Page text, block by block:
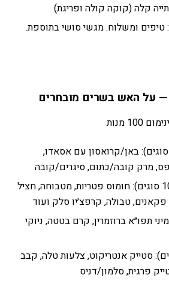
קלה (קוקה קולה ופריגת)
ומשלוח. מגשי סושי בתוספת.
מנות
קבלת פנים (4 סוגים): באן/קרואסון עם אסאדו,
מרק קובה/כתום, סיגרים/קובה
מנה ראשונה (10 סוגים): חומוס פטריות, מטבוחה, חציל
טבולה, קרפצ׳יו סלק ועוד
תפו״א ברוזמרין, קרם בטטה, ניוקי
(4 סוגים): סטייק אנטריקוט, צלעות טלה, קבב
פרגית, סלמון/דניס